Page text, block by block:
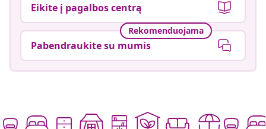
Eikite į pagalbos centrą
Rekomenduojama
Pabendraukite su mumis